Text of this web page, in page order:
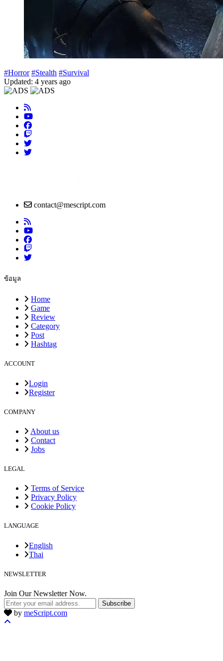
#Horror #Stealth #Survival
Updated: 4 years ago
contact@mescript.com
ข้อมูล
Home
Game
Review
Category
Post
Hashtag
ACCOUNT
Login
Register
COMPANY
About us
Contact
Jobs
LEGAL
Terms of Service
Privacy Policy
Cookie Policy
LANGUAGE
English
Thai
NEWSLETTER
Join Our Newsletter Now.
Subscribe
by meScript.com